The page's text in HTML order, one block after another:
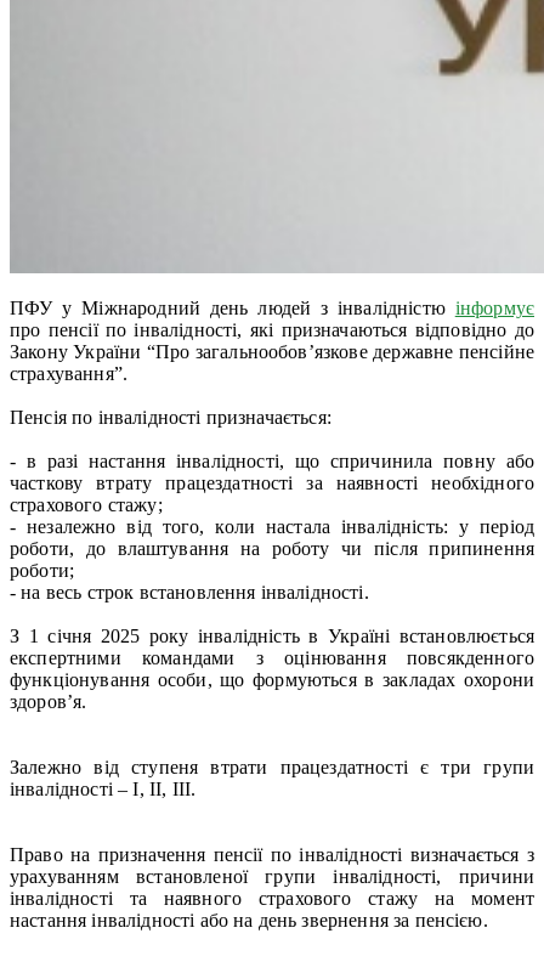
ПФУ у Міжнародний день людей з інвалідністю інформує
про пенсії по інвалідності, які призначаються відповідно до
Закону України “Про загальнообов’язкове державне пенсійне
страхування”.
Пенсія по інвалідності призначається:
- в разі настання інвалідності, що спричинила повну або
часткову втрату працездатності за наявності необхідного
страхового стажу;
- незалежно від того, коли настала інвалідність: у період
роботи, до влаштування на роботу чи після припинення
роботи;
- на весь строк встановлення інвалідності.
З 1 січня 2025 року інвалідність в Україні встановлюється
експертними командами з оцінювання повсякденного
функціонування особи, що формуються в закладах охорони
здоров’я.
Залежно від ступеня втрати працездатності є три групи
інвалідності – І, ІІ, ІІІ.
Право на призначення пенсії по інвалідності визначається з
урахуванням встановленої групи інвалідності, причини
інвалідності та наявного страхового стажу на момент
настання інвалідності або на день звернення за пенсією.